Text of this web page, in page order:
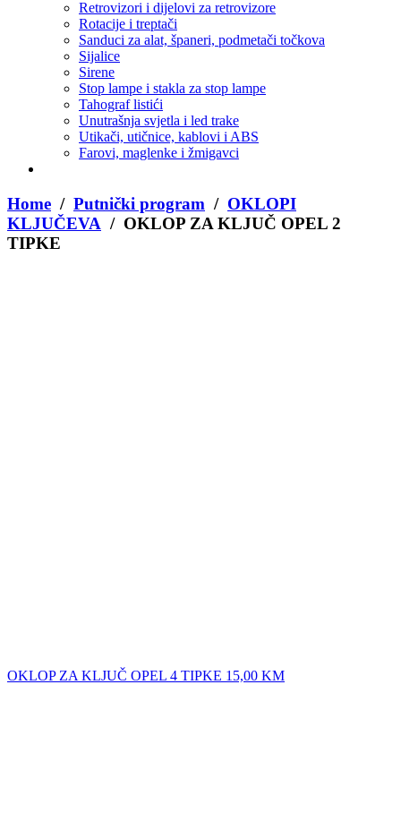
Retrovizori i dijelovi za retrovizore
Rotacije i treptači
Sanduci za alat, španeri, podmetači točkova
Sijalice
Sirene
Stop lampe i stakla za stop lampe
Tahograf listići
Unutrašnja svjetla i led trake
Utikači, utičnice, kablovi i ABS
Farovi, maglenke i žmigavci
Home / Putnički program / OKLOPI
KLJUČEVA / OKLOP ZA KLJUČ OPEL 2
TIPKE
OKLOP ZA KLJUČ OPEL 4 TIPKE 15,00 KM